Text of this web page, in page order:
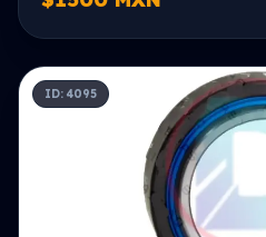
ID: 4095